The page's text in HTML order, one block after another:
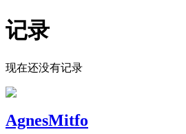
记录
现在还没有记录
AgnesMitfo